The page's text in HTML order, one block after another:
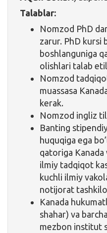
Talablar:
Nomzod PhD
zarur. PhD kursi
boshlanguniga
olishlari talab
Nomzod
muassasa
kerak.
Nomzod ingliz
Banting
huquqiga ega
qatoriga
ilmiy tadqiqot
kuchli ilmiy
notijorat
Kanada
shahar) va
mezbon institut